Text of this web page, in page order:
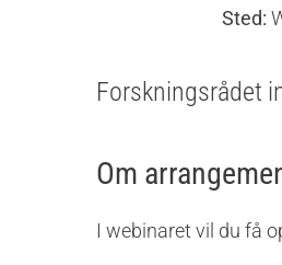
Sted:
Forskningsrådet
Om
I webinaret vil du få